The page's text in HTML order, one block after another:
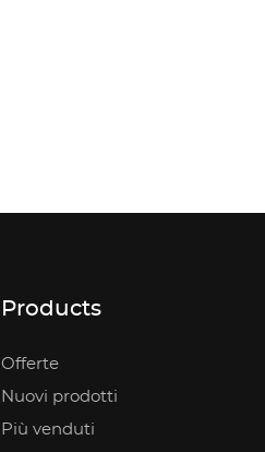
Products
Offerte
Nuovi prodotti
Più venduti